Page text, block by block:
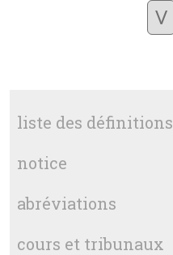
V
liste des définitions
notice
abréviations
cours et tribunaux